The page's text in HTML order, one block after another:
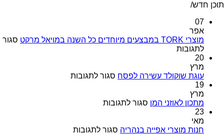
תוכן חדש/
07
אפר
מוצרי TORK במבצעים מיוחדים כל השנה במויאל מרקט
סגור
לתגובותעל
במבצעים
השנה
20
מרץ
עוגת שוקולד עשירה לפסח סגור לתגובותעל
19
מרץ
מתכון לאוזני המן סגור לתגובותעל
המן
23
מאי
חנות מוצרי אפייה בנהריה סגור לתגובותעל